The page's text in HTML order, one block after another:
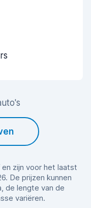
zijn voor het laatst
De prijzen kunnen
de lengte van de
variëren.